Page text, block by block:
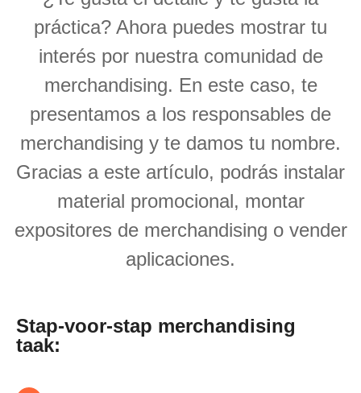
práctica? Ahora puedes mostrar tu
interés por nuestra comunidad de
merchandising. En este caso, te
presentamos a los responsables de
merchandising y te damos tu nombre.
Gracias a este artículo, podrás instalar
material promocional, montar
expositores de merchandising o vender
aplicaciones.
Stap-voor-stap merchandising
taak: